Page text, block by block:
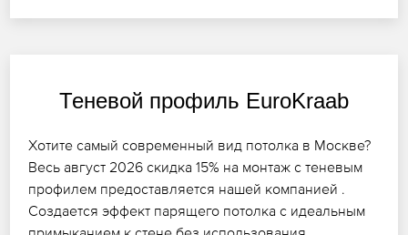
Теневой профиль EuroKraab
Хотите самый современный вид потолка в Москве?
Весь август 2026 скидка 15% на монтаж с теневым
профилем предоставляется нашей компанией .
Создается эффект парящего потолка с идеальным